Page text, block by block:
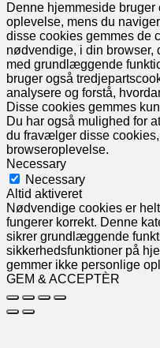
Denne hjemmeside
oplevelse, mens du
disse cookies gemmes de
nødvendige, i din browser,
med grundlæggende
bruger også
analysere og forstå,
Disse cookies gemmes
Du har også mulighed for
du fravælger disse
browseroplevelse.
Necessary
Necessary
Altid aktiveret
Nødvendige cookies er
fungerer korrekt. Denne
sikrer grundlæggende
sikkerhedsfunktioner på
gemmer ikke personlige
GEM & ACCEPTÈR